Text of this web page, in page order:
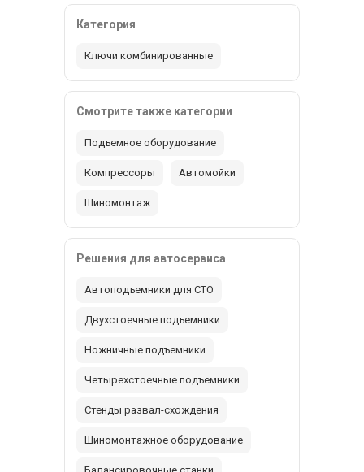
Категория
Ключи комбинированные
Смотрите также категории
Подъемное оборудование
Компрессоры Автомойки
Шиномонтаж
Решения для автосервиса
Автоподъемники для СТО
Двухстоечные подъемники
Ножничные подъемники
Четырехстоечные подъемники
Стенды развал-схождения
Шиномонтажное оборудование